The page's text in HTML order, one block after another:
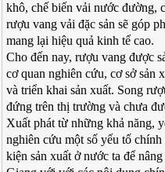
khô, chế biến vải nước đường,
rượu vang vải đặc sản sẽ góp
mang lại hiệu quả kinh tế cao.
Cho đến nay, rượu vang được
cơ quan nghiên cứu, cơ sở sản
và triển khai sản xuất. Song
đứng trên thị trường và chưa
Xuất phát từ những khả năng,
nghiên cứu một số yếu tố
kiện sản xuất ở nước ta để